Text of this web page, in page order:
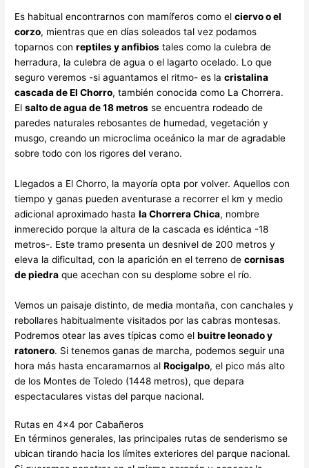
Es habitual encontrarnos con mamíferos como elciervo o el
corzo, mientras que en días soleados tal vez podamos
toparnos conreptiles y anfibios tales como la culebra de
herradura, la culebra de agua o el lagarto ocelado. Lo que
seguro veremos -si aguantamos el ritmo- es lacristalina
cascada de El Chorro, también conocida como La Chorrera.
Elsalto de agua de 18 metros se encuentra rodeado de
paredes naturales rebosantes de humedad, vegetación y
musgo, creando un microclima oceánico la mar de agradable
sobre todo con los rigores del verano.
Llegados a El Chorro, la mayoría opta por volver. Aquellos con
tiempo y ganas pueden aventurase a recorrer el km y medio
adicional aproximado hastala Chorrera Chica, nombre
inmerecido porque la altura de la cascada es idéntica -18
metros-. Este tramo presenta un desnivel de 200 metros y
eleva la dificultad, con la aparición en el terreno decornisas
de piedra que acechan con su desplome sobre el río.
Vemos un paisaje distinto, de media montaña, con canchales y
rebollares habitualmente visitados por las cabras montesas.
Podremos otear las aves típicas como elbuitre leonado y
ratonero. Si tenemos ganas de marcha, podemos seguir una
hora más hasta encaramarnos alRocigalpo, el pico más alto
de los Montes de Toledo (1448 metros), que depara
espectaculares vistas del parque nacional.
Rutas en 4×4 por Cabañeros
En términos generales, las principales rutas de senderismo se
ubican tirando hacia los límites exteriores del parque nacional.